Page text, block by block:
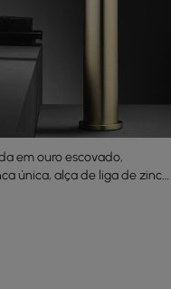
em ouro escovado,
única, alça de liga de zinco,